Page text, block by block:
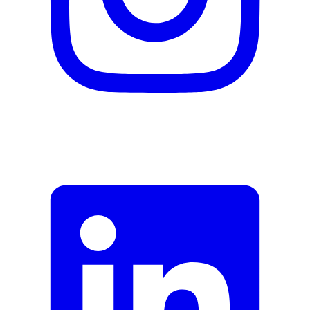
Fermer le formulaire
Envoyer
Signaler des données erronées